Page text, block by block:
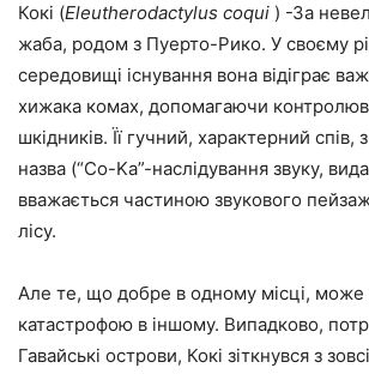
Кокі (Eleutherodactylus coqui ) -За
жаба, родом з Пуерто-Рико. У своєму
середовищі існування вона відіграє
хижака комах, допомагаючи
шкідників. Її гучний, характерний
назва (“Co-Ka”-наслідування звуку,
вважається частиною звукового
лісу.
Але те, що добре в одному місці, може
катастрофою в іншому. Випадково,
Гавайські острови, Кокі зіткнувся з